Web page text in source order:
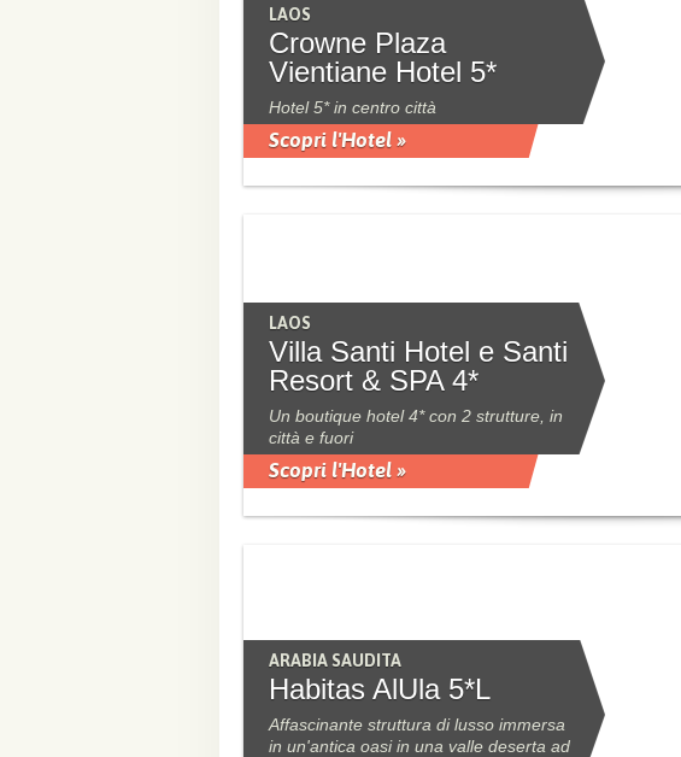
LAOS
Crowne Plaza
Vientiane Hotel 5*
Hotel 5* in centro città
Scopri l'Hotel »
LAOS
Villa Santi Hotel e Santi
Resort & SPA 4*
Un boutique hotel 4* con 2 strutture, in
città e fuori
Scopri l'Hotel »
ARABIA SAUDITA
Habitas AlUla 5*L
Affascinante struttura di lusso immersa
in un'antica oasi in una valle deserta ad